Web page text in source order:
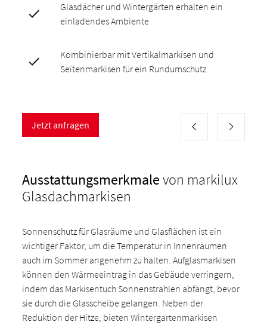
Glasdächer und Wintergärten erhalten ein
einladendes Ambiente
Kombinierbar mit Vertikalmarkisen und
Seitenmarkisen für ein Rundumschutz
Jetzt anfragen
Ausstattungsmerkmalevon markilux
Glasdachmarkisen
Sonnenschutz für Glasräume und Glasflächen ist ein
wichtiger Faktor, um die Temperatur in Innenräumen
auch im Sommer angenehm zu halten. Aufglasmarkisen
können den Wärmeeintrag in das Gebäude verringern,
indem das Markisentuch Sonnenstrahlen abfängt, bevor
sie durch die Glasscheibe gelangen. Neben der
Reduktion der Hitze, bieten Wintergartenmarkisen